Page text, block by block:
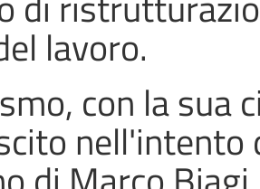
lavoro.
con la sua
nell'intento